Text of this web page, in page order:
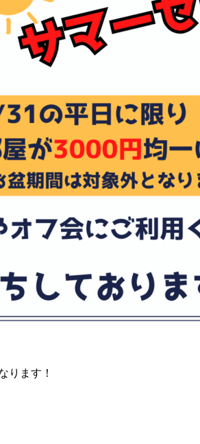
vs.Z.A.F.T.
連合vs.Z.A.F.T.II
VS.ガンダム
VS.ガンダム NEXT
（青）
ります！